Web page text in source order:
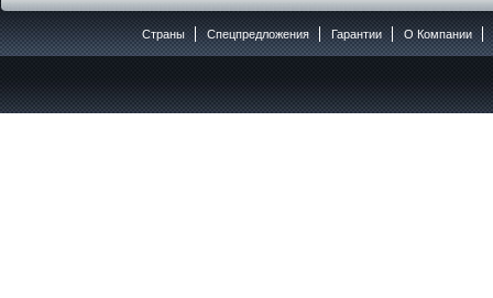
Страны Спецпредложения Гарантии O Компании